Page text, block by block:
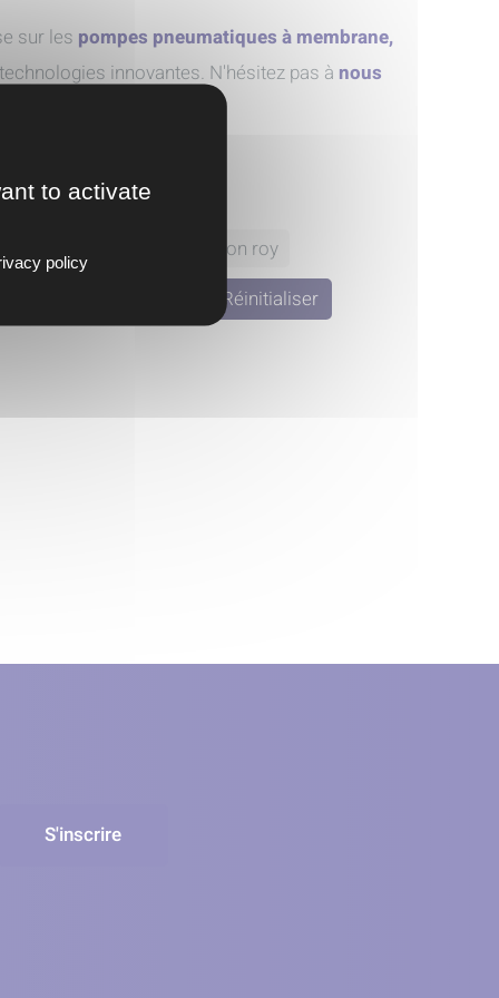
sur les pompes pneumatiques à membrane,
innovantes. N'hésitez pas à nous
milton roy
Réinitialiser
S'inscrire
to activate
policy